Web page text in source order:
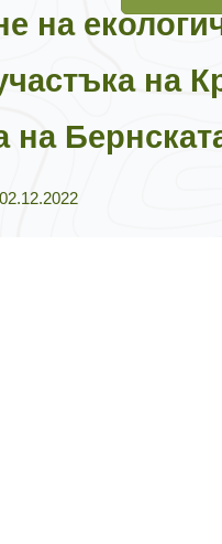
на
на
на
02.12.2022